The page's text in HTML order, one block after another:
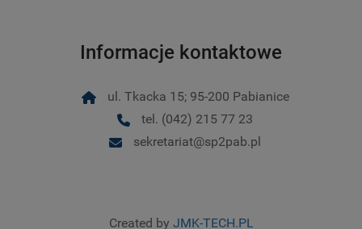
Informacje kontaktowe
ul. Tkacka 15; 95-200 Pabianice
tel. (042) 215 77 23
sekretariat@sp2pab.pl
Created by JMK-TECH.PL